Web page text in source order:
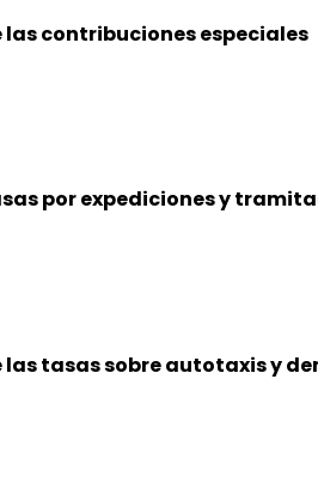
las contribuciones especiales
por expediciones y
las tasas sobre autotaxis y